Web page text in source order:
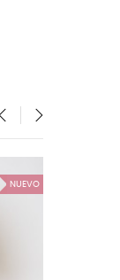
NUEVO